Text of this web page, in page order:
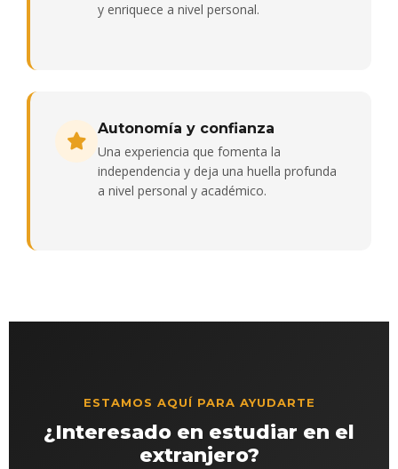
y enriquece a nivel personal.
Autonomía y confianza
Una experiencia que fomenta la
independencia y deja una huella profunda
a nivel personal y académico.
ESTAMOS AQUÍ PARA AYUDARTE
¿Interesado en estudiar en el
extranjero?